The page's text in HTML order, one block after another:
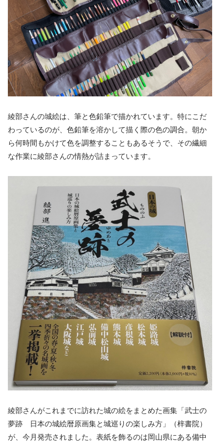
綾部さんの城絵は、筆と色鉛筆で描かれています。特にこだ
わっているのが、色鉛筆を溶かして描く際の色の調合。朝か
ら何時間もかけて色を調整することもあるそうで、その繊細
な作業に綾部さんの情熱が詰まっています。
綾部さんがこれまでに訪れた城の絵をまとめた画集「武士の
夢跡 日本の城絵暦原画集と城巡りの楽しみ方」（梓書院）
が、今月発売されました。表紙を飾るのは岡山県にある備中